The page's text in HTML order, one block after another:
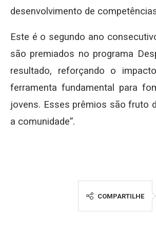
desenvolvimento de
Este é o segundo ano
são premiados no programa
resultado, reforçando o
ferramenta fundamental para
jovens. Esses prêmios são fruto
a comunidade”.
COMPARTILHE